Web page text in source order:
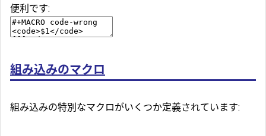
便利です:
組み込みのマクロ
組み込みの特別なマクロがいくつか定義されています: